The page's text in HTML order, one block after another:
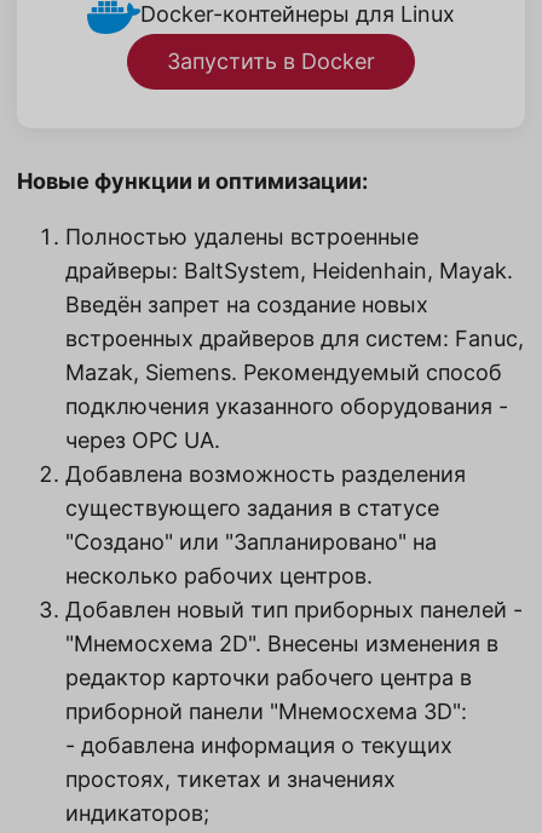
Docker-контейнеры для Linux
Запустить в Docker
Новые функции и оптимизации:
Полностью удалены встроенные
драйверы: BaltSystem, Heidenhain, Mayak.
Введён запрет на создание новых
встроенных драйверов для систем: Fanuc,
Mazak, Siemens. Рекомендуемый способ
подключения указанного оборудования -
через OPC UA.
Добавлена возможность разделения
существующего задания в статусе
"Создано" или "Запланировано" на
несколько рабочих центров.
Добавлен новый тип приборных панелей -
"Мнемосхема 2D". Внесены изменения в
редактор карточки рабочего центра в
приборной панели "Мнемосхема 3D":
- добавлена информация о текущих
простоях, тикетах и значениях
индикаторов;